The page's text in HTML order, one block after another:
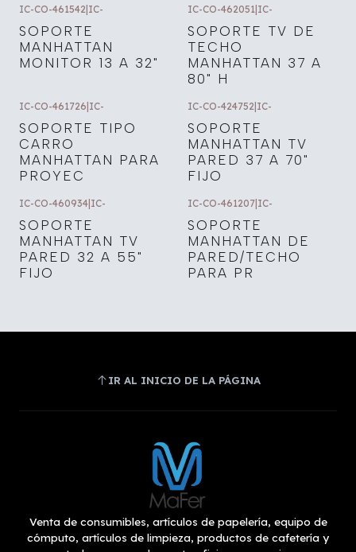
IC-CO-461542 IC-
SOPORTE
MANHATTAN
MONITOR 13 A 32"
IC-CO-462051 IC-
SOPORTE TV DE
TECHO
MANHATTAN 37 A
80" H
IC-CO-461726 IC-
SOPORTE TIPO
CARRO
MANHATTAN PARA
PROYEC
IC-CO-424752 IC-
SOPORTE
MANHATTAN TV
PARED 37 A 70"
FIJO
IC-CO-460934 IC-
SOPORTE
MANHATTAN TV
PARED 32 A 55"
FIJO
IC-CO-461207 IC-
SOPORTE
MANHATTAN DE
PARED/TECHO
PARA PR
IR AL INICIO DE LA PÁGINA
Venta de consumibles, artículos de papelería, equipo de
cómputo, artículos de limpieza, productos de cafetería y